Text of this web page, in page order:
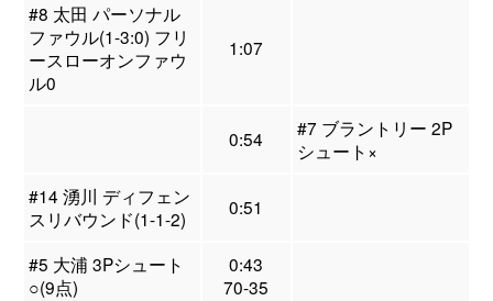
#8 太田 パーソナル
ファウル(1-3:0) フリ
ースローオンファウ
ル0
1:07
0:54
#7 ブラントリー 2P
シュート×
#14 湧川 ディフェン
スリバウンド(1-1-2)
0:51
#5 大浦 3Pシュート
○(9点)
0:43
70-35